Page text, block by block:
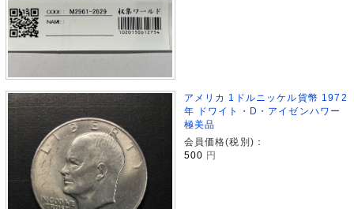
アメリカ 1ドルニッケル貨幣 1972
年 ドワイト・D・アイゼンハワー
極美品
会員価格(税別)：
500 円